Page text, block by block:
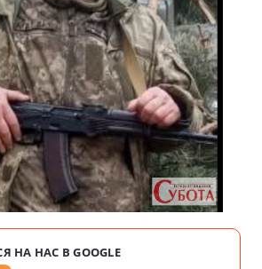
НА НАС В GOOGLE